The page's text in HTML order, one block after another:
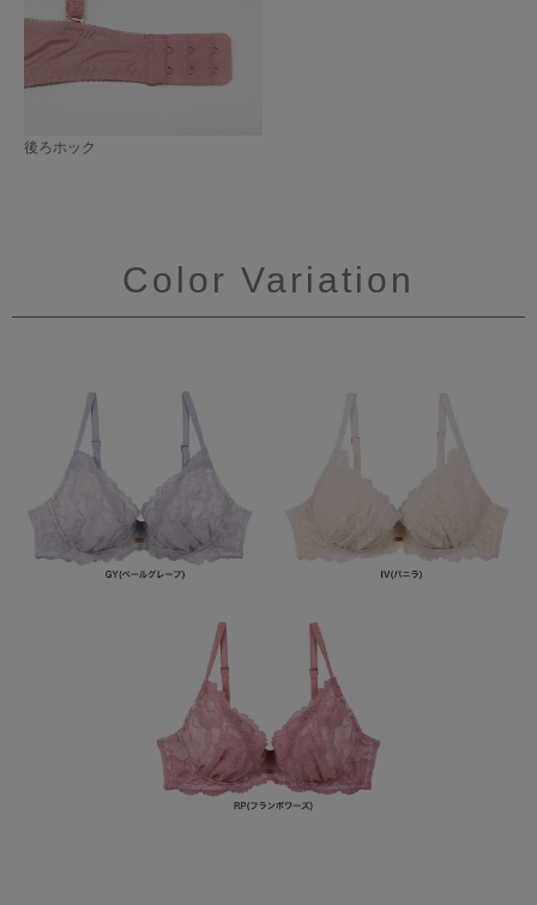
後ろホック
Color Variation